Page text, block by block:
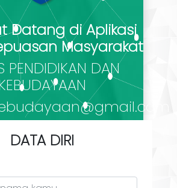
Datang di Aplikasi
Masyarakat
PENDIDIKAN DAN
DATA DIRI